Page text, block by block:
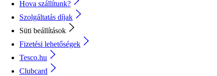
Hova szállítunk?
Szolgáltatás díjak
Süti beállítások
Fizetési lehetőségek
Tesco.hu
Clubcard